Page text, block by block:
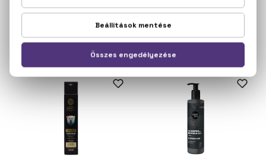
Ice Energy
2.230 Ft
Northern Power
200 ml